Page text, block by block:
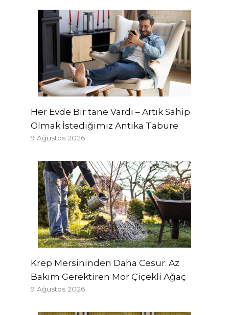
Her Evde Bir tane Vardı – Artık Sahip
Olmak İstediğimiz Antika Tabure
9 Ağustos 2026
Krep Mersininden Daha Cesur: Az
Bakım Gerektiren Mor Çiçekli Ağaç
9 Ağustos 2026